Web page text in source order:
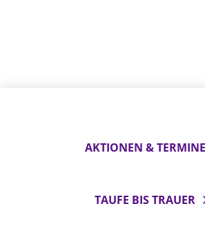
AKTIONEN & TERMINE
TAUFE BIS TRAUER
Personalausschuss